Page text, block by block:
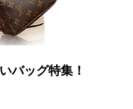
バッグ特集！